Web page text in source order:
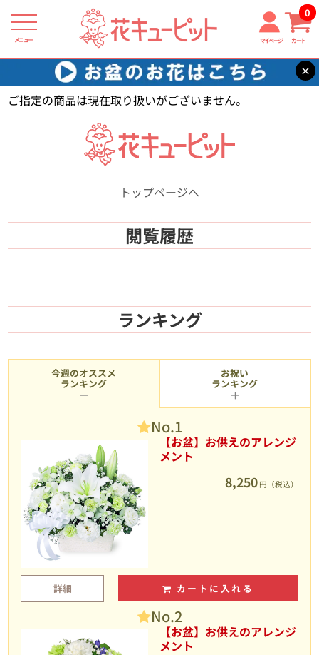
メニュー マイページ カート
0
×
花キューピット 【】
ご指定の商品は現在取り扱いがございません。
トップページへ
閲覧履歴
ランキング
今週のオススメ
ランキング
No.1
【お盆】お供えのアレンジ
メント
8,250 円（税込）
詳細 カートに入れる
No.2
【お盆】お供えのアレンジ
メント
お祝い
ランキング